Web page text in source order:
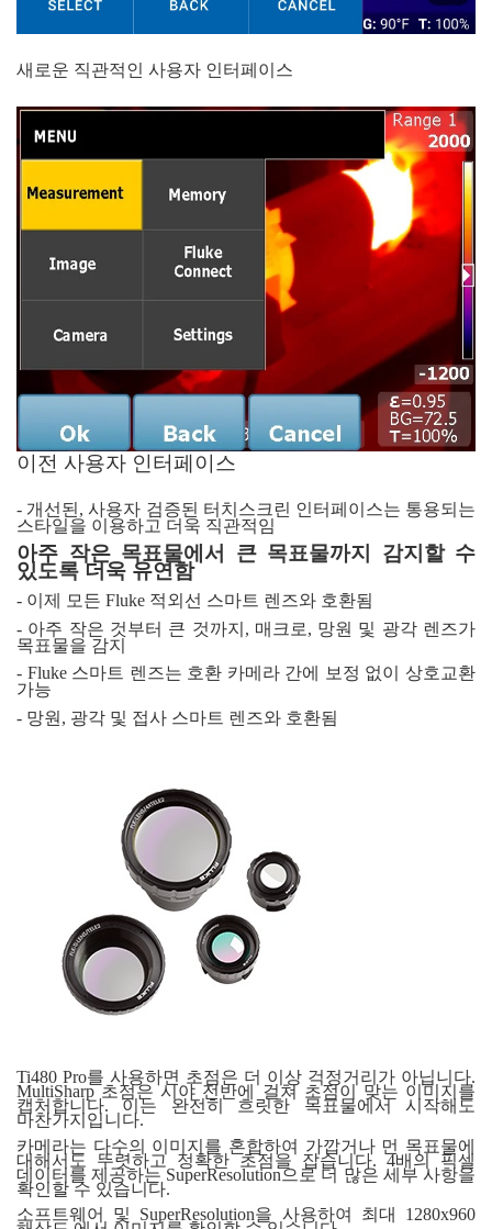
새로운 직관적인 사용자 인터페이스
이전 사용자 인터페이스
- 개선된 ,사용자 검증된 터치스크린 인터페이스는 통용되는
스타일을 이용하고 더욱 직관적임
아주 작은 목표물에서 큰 목표물까지 감지할 수
있도록 더욱 유연함
- 이제 모든 Fluke 적외선 스마트 렌즈와 호환됨
- 아주 작은 것부터 큰 것까지 , 매크로, 망원 및 광각 렌즈가
목표물을 감지
- Fluke 스마트 렌즈는 호환 카메라 간에 보정 없이 상호교환
가능
- 망원 , 광각 및 접사 스마트 렌즈와 호환됨
Ti480 Pro를 사용하면 초점은 더 이상 걱정거리가 아닙니다.
MultiSharp 초점은 시야 전반에 걸쳐 초점이 맞는 이미지를
캡처합니다. 이는 완전히 흐릿한 목표물에서 시작해도
마찬가지입니다.
카메라는 다수의 이미지를 혼합하여 가깝거나 먼 목표물에
대해서도 뚜렷하고 정확한 초점을 잡습니다. 4배의 픽셀
데이터를 제공하는 SuperResolution으로 더 많은 세부 사항을
확인할 수 있습니다.
소프트웨어 및 SuperResolution을 사용하여 최대 1280x960